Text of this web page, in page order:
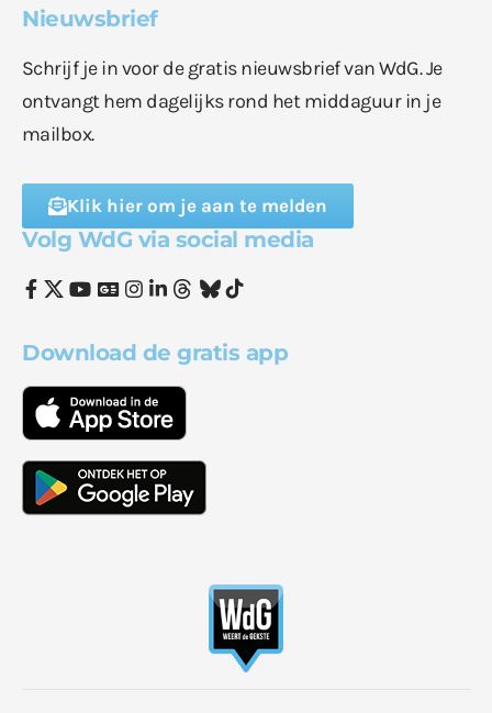
Nieuwsbrief
Schrijf je in voor de gratis nieuwsbrief van WdG. Je
ontvangt hem dagelijks rond het middaguur in je
mailbox.
Klik hier om je aan te melden
Volg WdG via social media
Download de gratis app